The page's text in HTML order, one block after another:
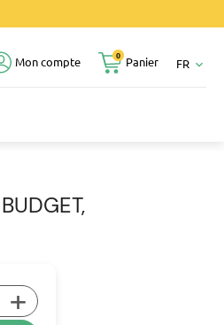
Mon compte Panier
0
FR keyboard_arrow_down
+